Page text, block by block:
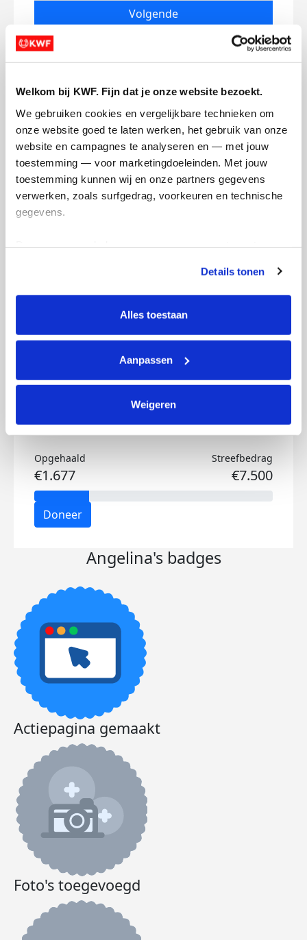
Welkom bij KWF. Fijn dat je onze website bezoekt.
We gebruiken cookies en vergelijkbare technieken om
onze website goed te laten werken, het gebruik van onze
website en campagnes te analyseren en — met jouw
toestemming — voor marketingdoeleinden. Met jouw
toestemming kunnen wij en onze partners gegevens
verwerken, zoals surfgedrag, voorkeuren en technische
gegevens.
tonen. Je kunt je toestemming op elk moment wijzigen of
intrekken via Cookie instellingen onderaan de pagina. De
lijst met cookies is te vinden in het tabblad “details”.
Details tonen
Alles toestaan
Aanpassen
Weigeren
Volgende
Creditcard
Referentie
en betaal €0.75 extra.
Opgehaald
€1.677
Streefbedrag
€7.500
Doneer
Angelina's badges
Actiepagina gemaakt
Foto's toegevoegd